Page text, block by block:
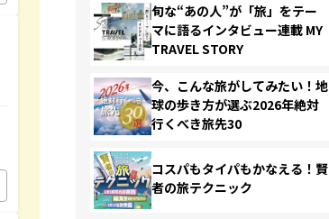
旬な“あの人”が「旅」をテー
マに語るインタビュー連載 MY
TRAVEL STORY
今、こんな旅がしてみたい！地
球の歩き方が選ぶ2026年絶対
行くべき旅先30
コスパもタイパもかなえる！賢
者の旅テクニック